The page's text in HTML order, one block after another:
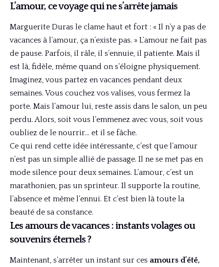
L’amour, ce voyage qui ne s’arrête jamais
Marguerite Duras le clame haut et fort : « Il n’y a pas de
vacances à l’amour, ça n’existe pas. » L’amour ne fait pas
de pause. Parfois, il râle, il s’ennuie, il patiente. Mais il
est là, fidèle, même quand on s’éloigne physiquement.
Imaginez, vous partez en vacances pendant deux
semaines. Vous couchez vos valises, vous fermez la
porte. Mais l’amour lui, reste assis dans le salon, un peu
perdu. Alors, soit vous l’emmenez avec vous, soit vous
oubliez de le nourrir… et il se fâche.
Ce qui rend cette idée intéressante, c’est que l’amour
n’est pas un simple allié de passage. Il ne se met pas en
mode silence pour deux semaines. L’amour, c’est un
marathonien, pas un sprinteur. Il supporte la routine,
l’absence et même l’ennui. Et c’est bien là toute la
beauté de sa constance.
Les amours de vacances : instants volages ou
souvenirs éternels ?
Maintenant, s’arrêter un instant sur ces amours d’été,